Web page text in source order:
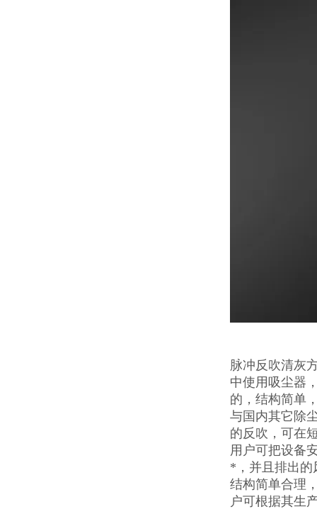
脉冲反吹清灰
中使用吸尘器
的，结构简单
与国内其它除
的反吹，可在
用户可把设备
*，并且排出的
结构简单合理
户可根据其生